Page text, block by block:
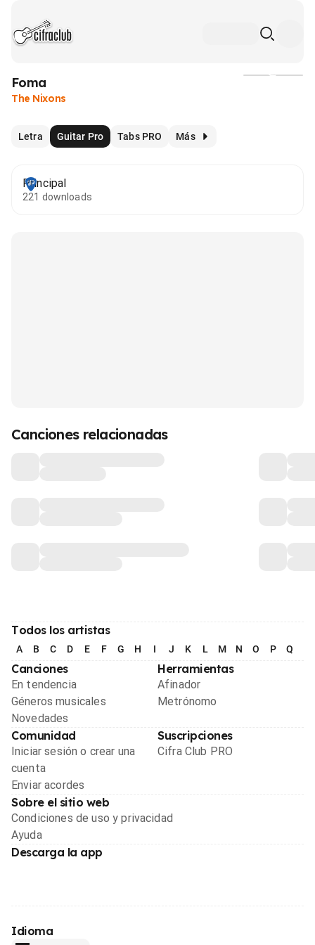
Foma
The Nixons
Letra Guitar Pro Tabs PRO Más
Principal
221 downloads
Canciones relacionadas
Todos los artistas
A B C D E F G H I J K L M N O P Q
Canciones
En tendencia
Géneros musicales
Novedades
Herramientas
Afinador
Metrónomo
Comunidad
Iniciar sesión o crear una
cuenta
Enviar acordes
Suscripciones
Cifra Club PRO
Sobre el sitio web
Condiciones de uso y privacidad
Ayuda
Descarga la app
Idioma